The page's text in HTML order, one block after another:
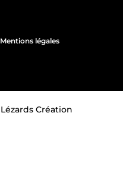
Mentions légales
Lézards Création